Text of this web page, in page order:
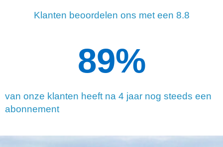
Klanten beoordelen ons met een 8.8
van onze klanten heeft na 4 jaar nog steeds een
abonnement
90%